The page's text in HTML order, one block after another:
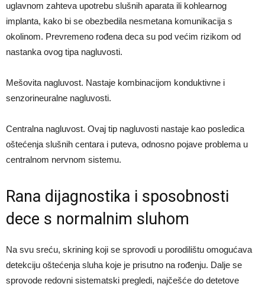
uglavnom zahteva upotrebu slušnih aparata ili kohlearnog
implanta, kako bi se obezbedila nesmetana komunikacija s
okolinom. Prevremeno rođena deca su pod većim rizikom od
nastanka ovog tipa nagluvosti.
Mešovita nagluvost. Nastaje kombinacijom konduktivne i
senzorineuralne nagluvosti.
Centralna nagluvost. Ovaj tip nagluvosti nastaje kao posledica
oštećenja slušnih centara i puteva, odnosno pojave problema u
centralnom nervnom sistemu.
Rana dijagnostika i sposobnosti
dece s normalnim sluhom
Na svu sreću, skrining koji se sprovodi u porodilištu omogućava
detekciju oštećenja sluha koje je prisutno na rođenju. Dalje se
sprovode redovni sistematski pregledi, najčešće do detetove